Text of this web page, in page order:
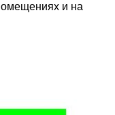
и на